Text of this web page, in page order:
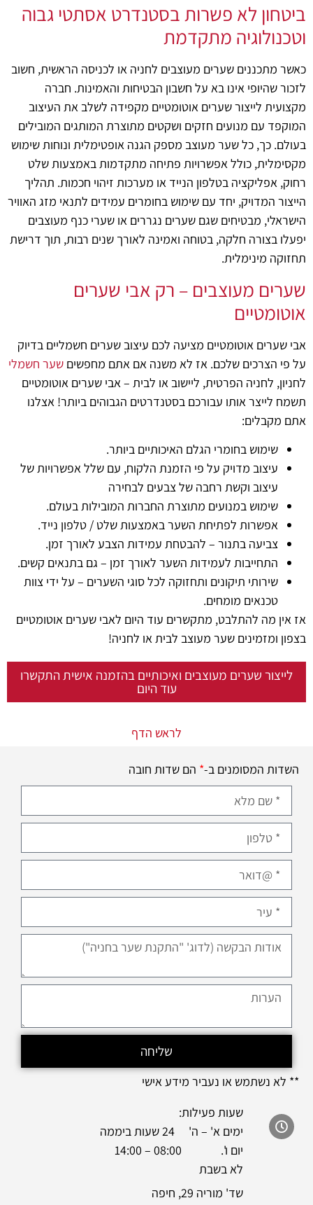
ביטחון לא פשרות בסטנדרט אסתטי גבוה
וטכנולוגיה מתקדמת
כאשר מתכננים שערים מעוצבים לחניה או לכניסה הראשית, חשוב
לזכור שהיופי אינו בא על חשבון הבטיחות והאמינות. חברה
מקצועית לייצור שערים אוטומטיים מקפידה לשלב את העיצוב
המוקפד עם מנועים חזקים ושקטים מתוצרת המותגים המובילים
בעולם. כך, כל שער מעוצב מספק הגנה אופטימלית ונוחות שימוש
מקסימלית, כולל אפשרויות פתיחה מתקדמות באמצעות שלט
רחוק, אפליקציה בטלפון הנייד או מערכות זיהוי חכמות. תהליך
הייצור המדויק, יחד עם שימוש בחומרים עמידים לתנאי מזג האוויר
הישראלי, מבטיחים שגם שערים נגררים או שערי כנף מעוצבים
יפעלו בצורה חלקה, בטוחה ואמינה לאורך שנים רבות, תוך דרישת
תחזוקה מינימלית.
שערים מעוצבים – רק אבי שערים
אוטומטיים
אבי שערים אוטומטיים מציעה לכם עיצוב שערים חשמליים בדיוק
על פי הצרכים שלכם. אז לא משנה אם אתם מחפשים שער חשמלי
לחניון, לחניה הפרטית, ליישוב או לבית – אבי שערים אוטומטיים
תשמח לייצר אותו עבורכם בסטנדרטים הגבוהים ביותר! אצלנו
אתם מקבלים:
שימוש בחומרי הגלם האיכותיים ביותר.
עיצוב מדויק על פי הזמנת הלקוח, עם שלל אפשרויות של
עיצוב וקשת רחבה של צבעים לבחירה
שימוש במנועים מתוצרת החברות המובילות בעולם.
אפשרות לפתיחת השער באמצעות שלט / טלפון נייד.
צביעה בתנור – להבטחת עמידות הצבע לאורך זמן.
התחייבות לעמידות השער לאורך זמן – גם בתנאים קשים.
שירותי תיקונים ותחזוקה לכל סוגי השערים – על ידי צוות
טכנאים מומחים.
אז אין מה להתלבט, מתקשרים עוד היום לאבי שערים אוטומטיים
בצפון ומזמינים שער מעוצב לבית או לחניה!
לייצור שערים מעוצבים ואיכותיים בהזמנה אישית התקשרו
עוד היום
לראש הדף
השדות המסומנים ב-* הם שדות חובה
שליחה
** לא נשתמש או נעביר מידע אישי
שעות פעילות:
ימים א' – ה' 24 שעות ביממה
יום ו'. 08:00 – 14:00
לא בשבת
שד' מוריה 29, חיפה